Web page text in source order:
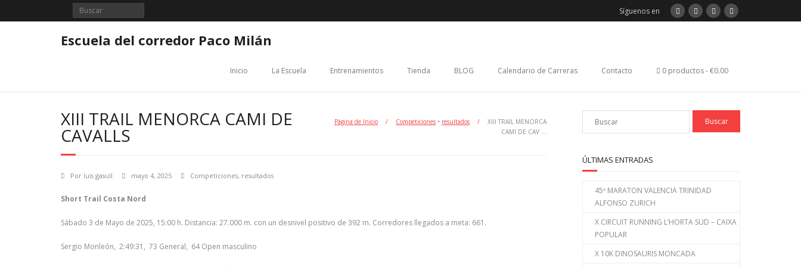
Síguenos en
Escuela del corredor Paco Milán
Inicio La Escuela Entrenamientos Tienda BLOG Calendario de Carreras Contacto 0 productos €0.00
XIII TRAIL MENORCA CAMI DE
CAVALLS
Página de Inicio / Competiciones • resultados /
XIII TRAIL MENORCA
CAMI DE CAV …
Por luis gasull mayo 4, 2025 Competiciones, resultados
Short Trail Costa Nord
Sábado 3 de Mayo de 2025, 15:00 h. Distancia: 27.000 m. con un desnivel positivo de 392 m. Corredores llegados a meta: 661.
Sergio Monleón, 2:49:31, 73 General, 64 Open masculino
ÚLTIMAS ENTRADAS
45º MARATON VALENCIA TRINIDAD
ALFONSO ZURICH
X CIRCUIT RUNNING L’HORTA SUD – CAIXA
POPULAR
X 10K DINOSAURIS MONCADA